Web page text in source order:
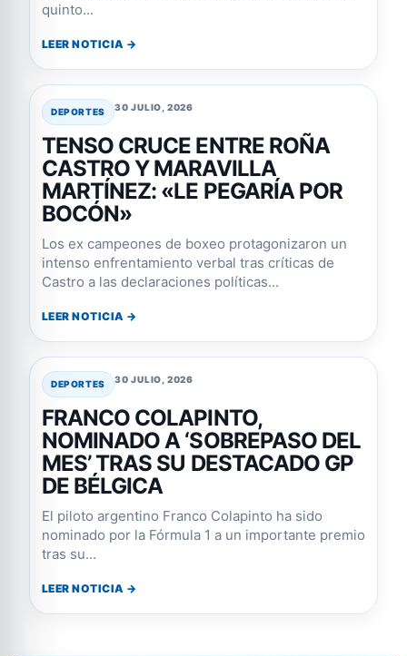
quinto...
LEER NOTICIA →
DEPORTES 30 JULIO, 2026
TENSO CRUCE ENTRE ROÑA
CASTRO Y MARAVILLA
MARTÍNEZ: «LE PEGARÍA POR
BOCÓN»
Los ex campeones de boxeo protagonizaron un
intenso enfrentamiento verbal tras críticas de
Castro a las declaraciones políticas...
LEER NOTICIA →
DEPORTES 30 JULIO, 2026
FRANCO COLAPINTO,
NOMINADO A ‘SOBREPASO DEL
MES’ TRAS SU DESTACADO GP
DE BÉLGICA
El piloto argentino Franco Colapinto ha sido
nominado por la Fórmula 1 a un importante premio
tras su...
LEER NOTICIA →